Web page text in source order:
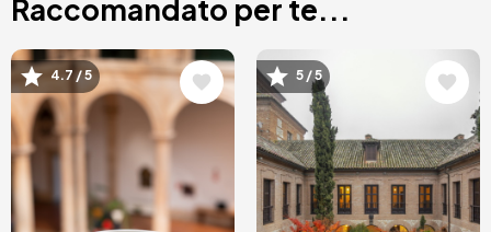
Raccomandato per te...
Immagine
4.7 / 5 Immagine
5 / 5